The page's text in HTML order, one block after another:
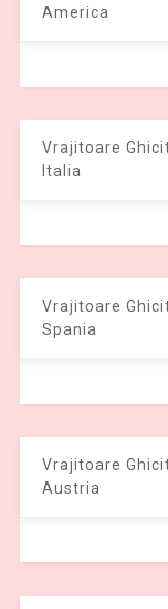
America
Vrajitoare
Italia
Vrajitoare
Spania
Vrajitoare
Austria